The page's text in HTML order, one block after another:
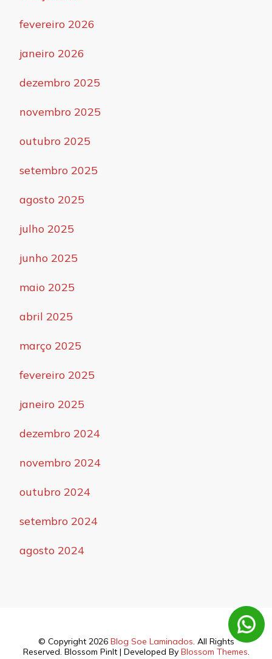
fevereiro 2026
janeiro 2026
dezembro 2025
novembro 2025
outubro 2025
setembro 2025
agosto 2025
julho 2025
junho 2025
maio 2025
abril 2025
março 2025
fevereiro 2025
janeiro 2025
dezembro 2024
novembro 2024
outubro 2024
setembro 2024
agosto 2024
© Copyright 2026 Blog Soe Laminados. All Rights
Reserved. Blossom PinIt | Developed By Blossom Themes.